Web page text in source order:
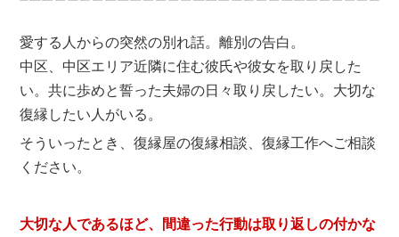
愛する人からの突然の別れ話。離別の告白。
中区、中区エリア近隣に住む彼氏や彼女を取り戻した
い。共に歩めと誓った夫婦の日々取り戻したい。大切な
復縁したい人がいる。
そういったとき、復縁屋の復縁相談、復縁工作へご相談
ください。
大切な人であるほど、間違った行動は取り返しの付かな